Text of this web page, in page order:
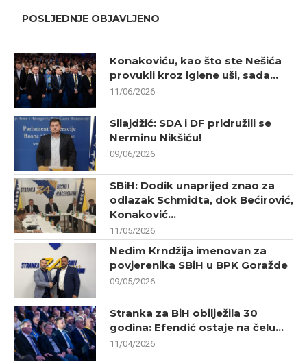
POSLJEDNJE OBJAVLJENO
Konakoviću, kao što ste Nešića
provukli kroz iglene uši, sada...
11/06/2026
Silajdžić: SDA i DF pridružili se
Nerminu Nikšiću!
09/06/2026
SBiH: Dodik unaprijed znao za
odlazak Schmidta, dok Bećirović,
Konaković...
11/05/2026
Nedim Krndžija imenovan za
povjerenika SBiH u BPK Goražde
09/05/2026
Stranka za BiH obilježila 30
godina: Efendić ostaje na čelu...
11/04/2026